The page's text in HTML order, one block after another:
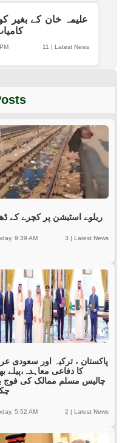
علیمہ خان کے بغیر
11 | Latest News
ریلوے اسٹیشن پر کچرے کے
3 | Latest News
9:39 AM
پاکستان ، ترکیہ اور سعودی
کا دفاعی معاہدہ،پیلے
چالیس مسلم ممالک کی فوج
2 | Latest News
5:52 AM